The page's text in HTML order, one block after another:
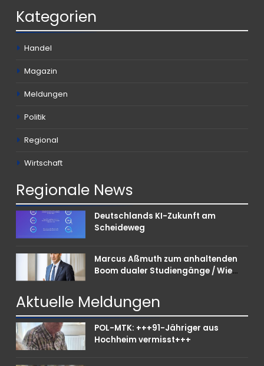
Kategorien
Handel
Magazin
Meldungen
Politik
Regional
Wirtschaft
Regionale News
Deutschlands KI-Zukunft am
Scheideweg
Marcus Aßmuth zum anhaltenden
Boom dualer Studiengänge / Wie
punkten können
Aktuelle Meldungen
POL-MTK: +++91-Jähriger aus
Hochheim vermisst+++